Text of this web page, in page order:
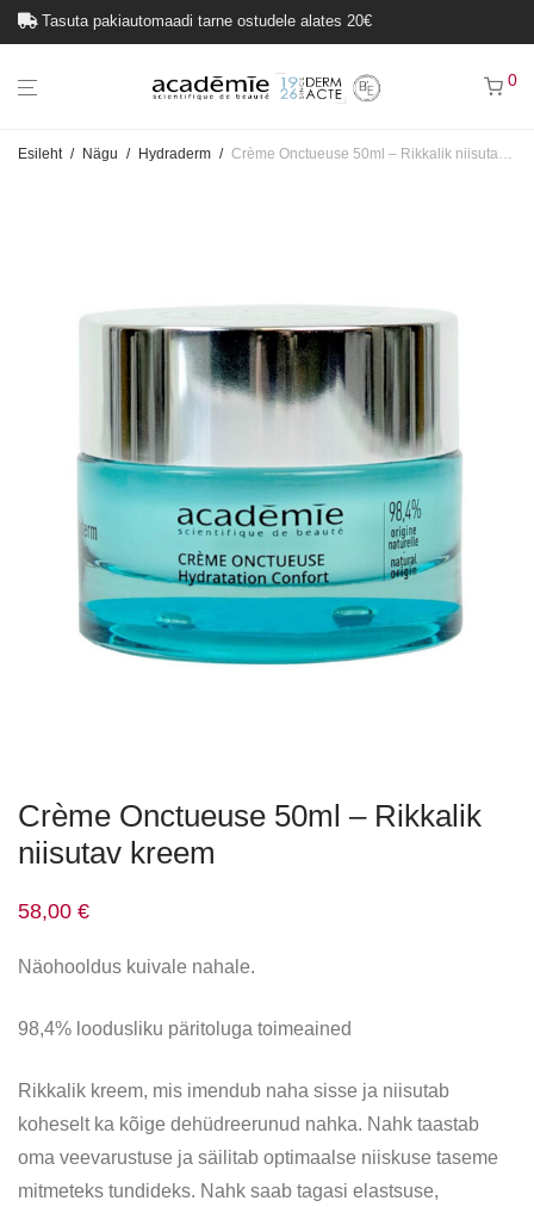
Tasuta pakiautomaadi tarne ostudele alates 20€
0
Esileht / Nägu / Hydraderm / Crème Onctueuse 50ml – Rikkalik niisutav kreem
Crème Onctueuse 50ml – Rikkalik
niisutav kreem
58,00 €
Näohooldus kuivale nahale.
98,4% loodusliku päritoluga toimeained
Rikkalik kreem, mis imendub naha sisse ja niisutab
koheselt ka kõige dehüdreerunud nahka. Nahk taastab
oma veevarustuse ja säilitab optimaalse niiskuse taseme
mitmeteks tundideks. Nahk saab tagasi elastsuse,